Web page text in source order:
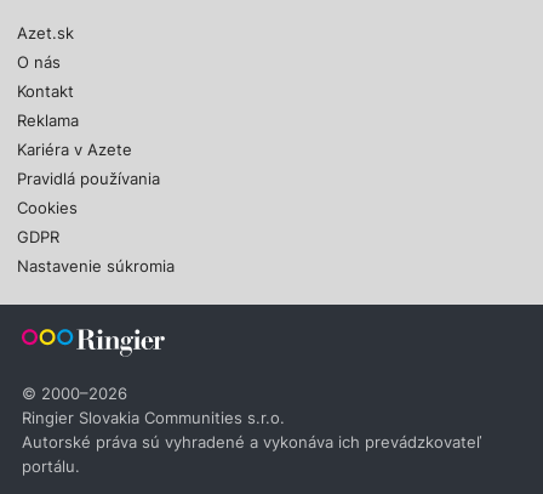
Azet.sk
O nás
Kontakt
Reklama
Kariéra v Azete
Pravidlá používania
Cookies
GDPR
Nastavenie súkromia
© 2000–2026
Ringier Slovakia Communities s.r.o.
Autorské práva sú vyhradené a vykonáva ich prevádzkovateľ
portálu.